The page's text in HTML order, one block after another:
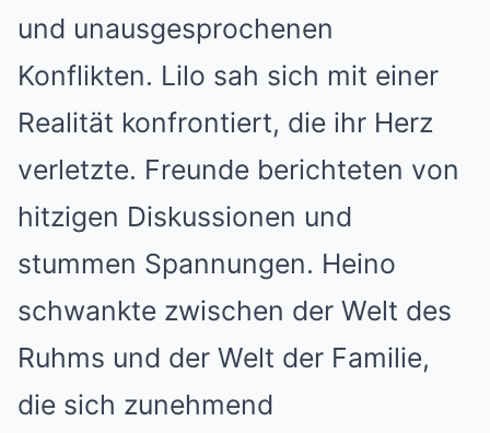
und unausgesprochenen
Konflikten. Lilo sah sich mit einer
Realität konfrontiert, die ihr Herz
verletzte. Freunde berichteten von
hitzigen Diskussionen und
stummen Spannungen. Heino
schwankte zwischen der Welt des
Ruhms und der Welt der Familie,
die sich zunehmend